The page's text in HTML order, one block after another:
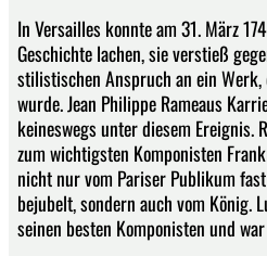
In Versailles konnte am 31. März
Geschichte lachen, sie verstieß
stilistischen Anspruch an ein
wurde. Jean Philippe Rameaus
keineswegs unter diesem Ereignis.
zum wichtigsten Komponisten
nicht nur vom Pariser Publikum
bejubelt, sondern auch vom König.
seinen besten Komponisten und